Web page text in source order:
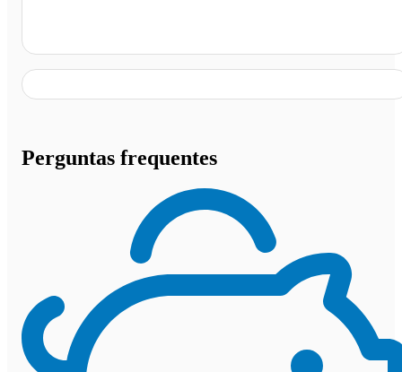
Perguntas frequentes